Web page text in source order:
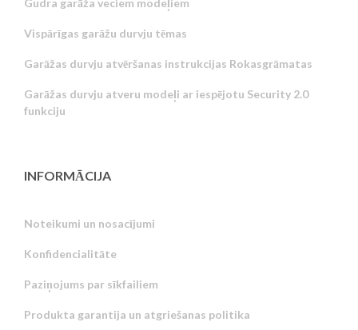
Gudra garāža veciem modeļiem
Vispārīgas garāžu durvju tēmas
Garāžas durvju atvēršanas instrukcijas Rokasgrāmatas
Garāžas durvju atveru modeļi ar iespējotu Security 2.0
funkciju
INFORMĀCIJA
Noteikumi un nosacījumi
Konfidencialitāte
Paziņojums par sīkfailiem
Produkta garantija un atgriešanas politika
Estonian